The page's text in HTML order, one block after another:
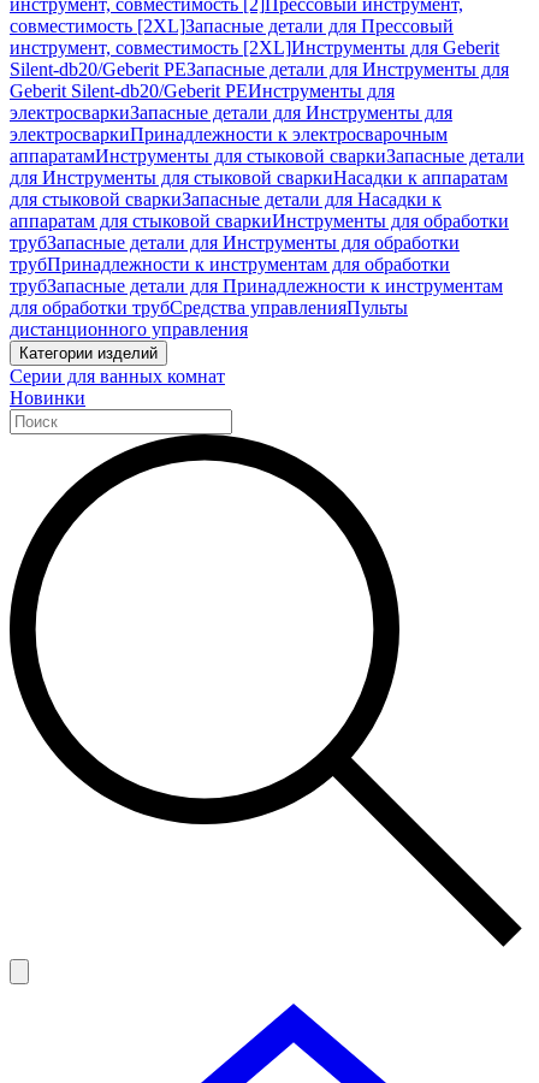
инструмент, совместимость [2]Прессовый инструмент,
совместимость [2XL]Запасные детали для Прессовый
инструмент, совместимость [2XL]Инструменты для Geberit
Silent-db20/Geberit PEЗапасные детали для Инструменты для
Geberit Silent-db20/Geberit PEИнструменты для
электросваркиЗапасные детали для Инструменты для
электросваркиПринадлежности к электросварочным
аппаратамИнструменты для стыковой сваркиЗапасные детали
для Инструменты для стыковой сваркиНасадки к аппаратам
для стыковой сваркиЗапасные детали для Насадки к
аппаратам для стыковой сваркиИнструменты для обработки
трубЗапасные детали для Инструменты для обработки
трубПринадлежности к инструментам для обработки
трубЗапасные детали для Принадлежности к инструментам
для обработки трубСредства управленияПульты
дистанционного управления
Категории изделий
Серии для ванных комнат
Новинки